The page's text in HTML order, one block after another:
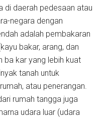
di daerah pedesaan atau
negara dengan
adalah pembakaran
bakar, arang, dan
ba kar yang lebih kuat
tanah untuk
atau penerangan.
rumah tangga juga
udara luar (udara